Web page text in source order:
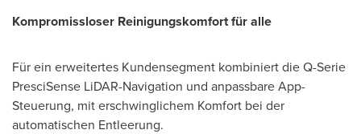
Kompromissloser Reinigungskomfort für alle
Für ein erweitertes Kundensegment kombiniert die Q-Serie
PresciSense LiDAR-Navigation und anpassbare App-
Steuerung, mit erschwinglichem Komfort bei der
automatischen Entleerung.